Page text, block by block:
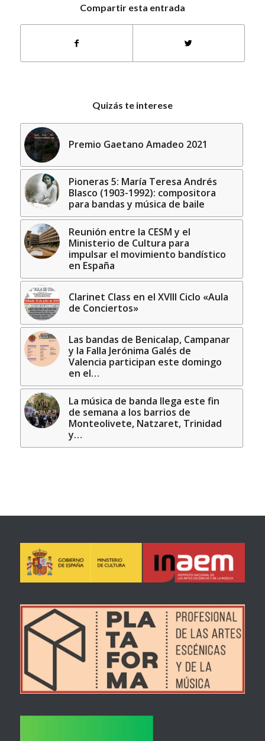
Compartir esta entrada
Quizás te interese
Premio Gaetano Amadeo 2021
Pioneras 5: María Teresa Andrés
Blasco (1903-1992): compositora
para bandas y música de baile
Reunión entre la CESM y el
Ministerio de Cultura para
impulsar el movimiento bandístico
en España
Clarinet Class en el XVIII Ciclo «Aula
de Conciertos»
Las bandas de Benicalap, Campanar
y la Falla Jerónima Galés de
Valencia participan este domingo
en el…
La música de banda llega este fin
de semana a los barrios de
Monteolivete, Natzaret, Trinidad
y…